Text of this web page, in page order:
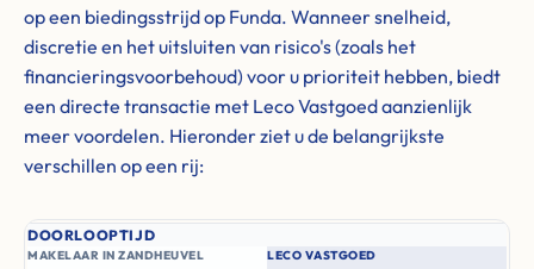
op een biedingsstrijd op Funda. Wanneer snelheid,
discretie en het uitsluiten van risico's (zoals het
financieringsvoorbehoud) voor u prioriteit hebben, biedt
een directe transactie met Leco Vastgoed aanzienlijk
meer voordelen. Hieronder ziet u de belangrijkste
verschillen op een rij:
DOORLOOPTIJD
MAKELAAR IN ZANDHEUVEL LECO VASTGOED